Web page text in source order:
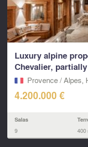
Luxury alpine
Chevalier,
Provence / Alpes,
4.200.000 €
Salas
9 400